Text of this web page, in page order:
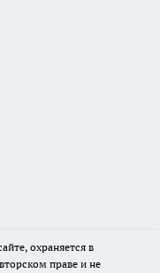
охраняется в
праве и не